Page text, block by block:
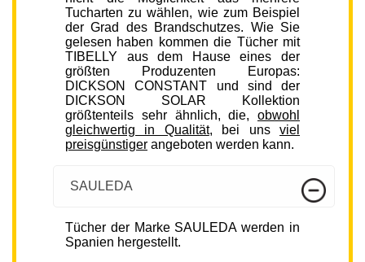
Tucharten zu wählen, wie zum Beispiel
der Grad des Brandschutzes. Wie Sie
gelesen haben kommen die Tücher mit
TIBELLY aus dem Hause eines der
größten Produzenten Europas:
DICKSON CONSTANT und sind der
DICKSON SOLAR Kollektion
größtenteils sehr ähnlich, die, obwohl
gleichwertig in Qualität, bei unsviel
preisgünstiger angeboten werden kann.
SAULEDA
Tücher der Marke SAULEDA werden in
Spanien hergestellt.